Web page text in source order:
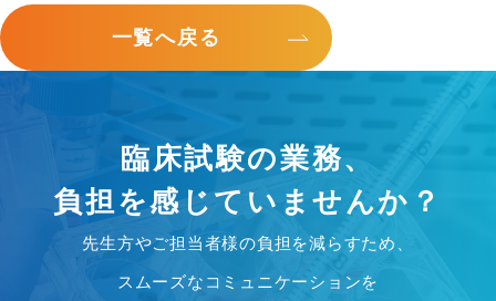
一覧へ戻る
臨床試験の業務、
負担を感じていませんか？
先生方やご担当者様の負担を減らすため、
スムーズなコミュニケーションを